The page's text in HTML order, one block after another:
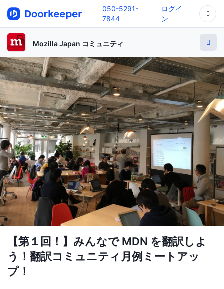
050-5291-
7844
ログイ
ン
Mozilla Japan コミュニティ
【第１回！】みんなで MDN を翻訳しよ
う！翻訳コミュニティ月例ミートアッ
プ！